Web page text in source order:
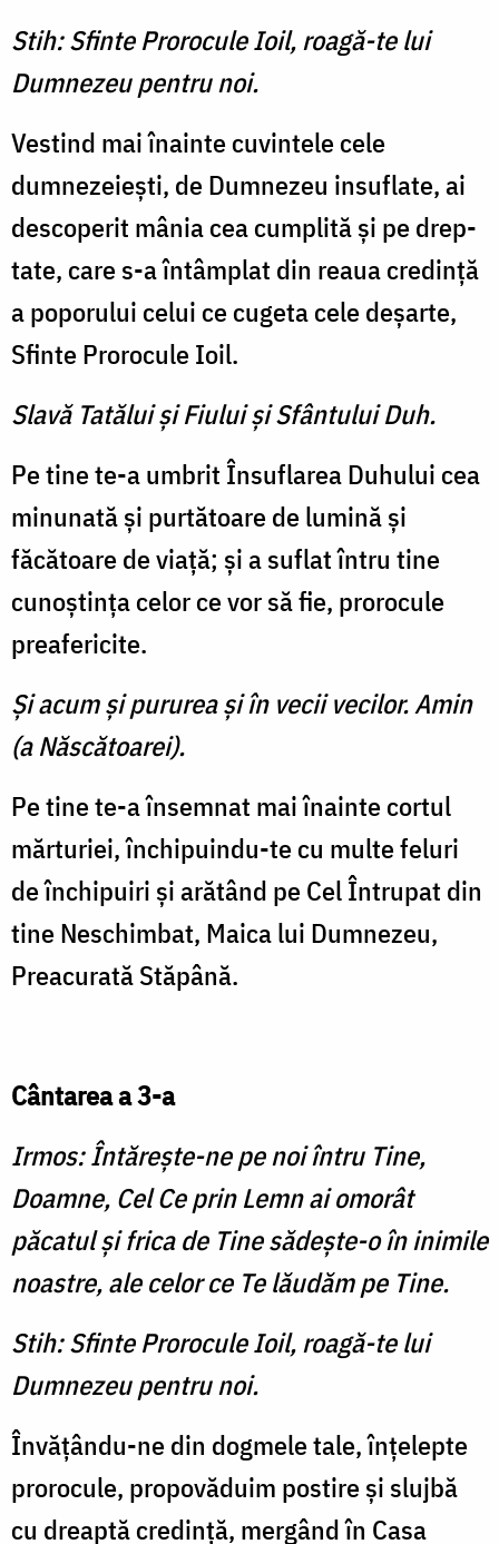
Stih: Sfinte Prorocule Ioil, roagă-te lui
Dumnezeu pentru noi.
Vestind mai înainte cuvintele cele
dumnezeieşti, de Dum­nezeu insuflate, ai
descoperit mânia cea cumplită şi pe drep­
tate, care s-a întâmplat din reaua credinţă
a poporului celui ce cugeta cele deşarte,
Sfinte Prorocule Ioil.
Slavă Tatălui şi Fiului şi Sfântului Duh.
Pe tine te-a umbrit Însuflarea Duhului cea
minunată şi purtă­toare de lumină şi
făcătoare de viaţă; şi a suflat întru tine
cunoştinţa celor ce vor să fie, prorocule
preafericite.
Şi acum şi pururea şi în vecii vecilor. Amin
(a Născătoarei).
Pe tine te-a însemnat mai înainte cortul
mărturiei, închipuindu-te cu multe feluri
de în­chipuiri şi arătând pe Cel În­trupat din
tine Neschimbat, Maica lui Dumnezeu,
Prea­curată Stăpână.
Cântarea a 3-a
Irmos: Întăreşte-ne pe noi întru Tine,
Doamne, Cel Ce prin Lemn ai omorât
păcatul şi frica de Tine sădeşte-o în inimile
noastre, ale celor ce Te lăudăm pe Tine.
Stih: Sfinte Prorocule Ioil, roagă-te lui
Dumnezeu pentru noi.
Învăţându-ne din dogmele tale, înţelepte
prorocule, propovăduim postire şi slujbă
cu dreaptă credinţă, mergând în Casa